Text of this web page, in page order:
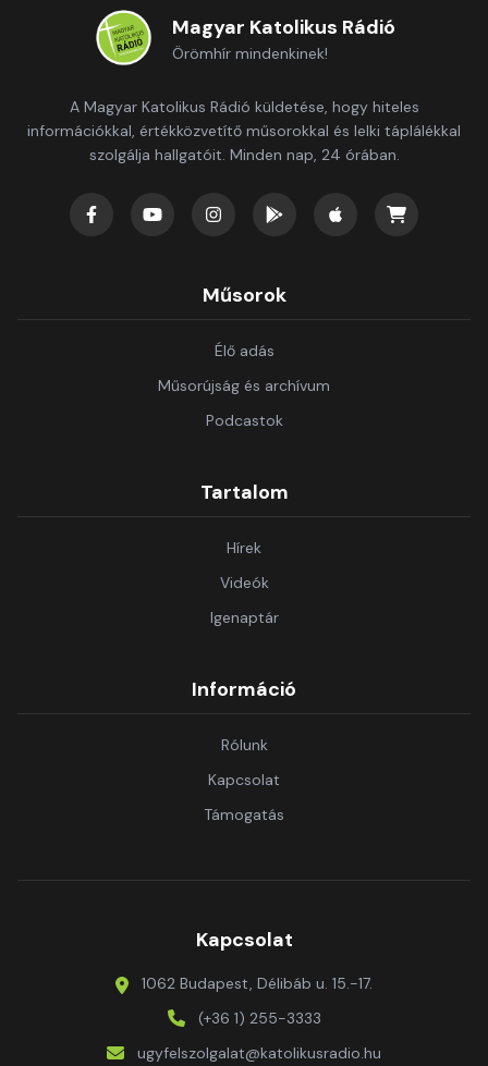
Magyar Katolikus Rádió
Örömhír mindenkinek!
A Magyar Katolikus Rádió küldetése, hogy hiteles
információkkal, értékközvetítő műsorokkal és lelki táplálékkal
szolgálja hallgatóit. Minden nap, 24 órában.
Műsorok
Élő adás
Műsorújság és archívum
Podcastok
Tartalom
Hírek
Videók
Igenaptár
Információ
Rólunk
Kapcsolat
Támogatás
Kapcsolat
1062 Budapest, Délibáb u. 15.-17.
(+36 1) 255-3333
ugyfelszolgalat@katolikusradio.hu